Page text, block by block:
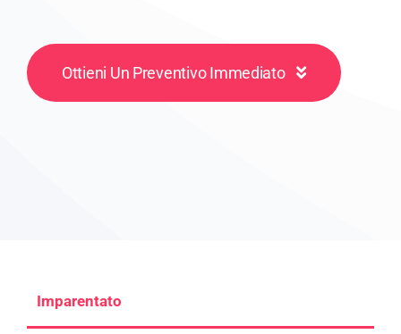
Ottieni Un Preventivo Immediato
Imparentato